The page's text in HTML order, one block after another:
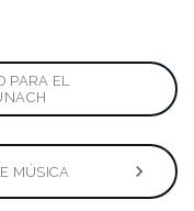
PARA EL
MÚSICA